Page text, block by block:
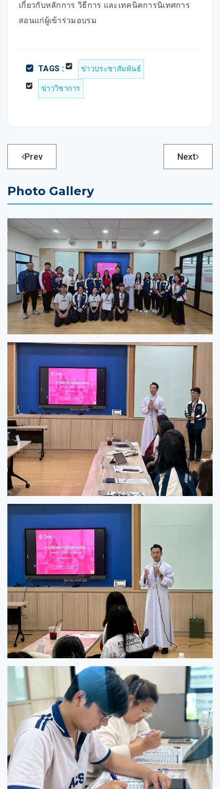
เกี่ยวกับหลักการ วิธีการ และเทคนิคการนิเทศการ
สอนแก่ผู้เข้าร่วมอบรม
TAGS : ข่าวประชาสัมพันธ์
ข่าววิชาการ
Prev Next
Photo Gallery